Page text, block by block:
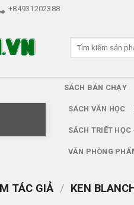
+84931202388
SÁCH BÁN CHẠY
SÁCH VĂN HỌC
SÁCH TRIẾT
VĂN PHÒNG
TÁC GIẢ / KEN